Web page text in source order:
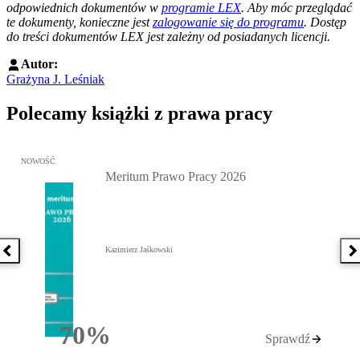
odpowiednich dokumentów w programie LEX. Aby móc przeglądać
te dokumenty, konieczne jestzalogowanie się do programu. Dostęp
do treści dokumentów LEX jest zależny od posiadanych licencji.
Autor:
Grażyna J. Leśniak
Polecamy książki z prawa pracy
Poprzednia książka
Przejdź do: Meritum Prawo Pracy 2026, Kazimierz Jaśkowski -
NOWOŚĆ
70%Rabatu
Meritum Prawo Pracy 2026
Kazimierz Jaśkowski
Sprawdź